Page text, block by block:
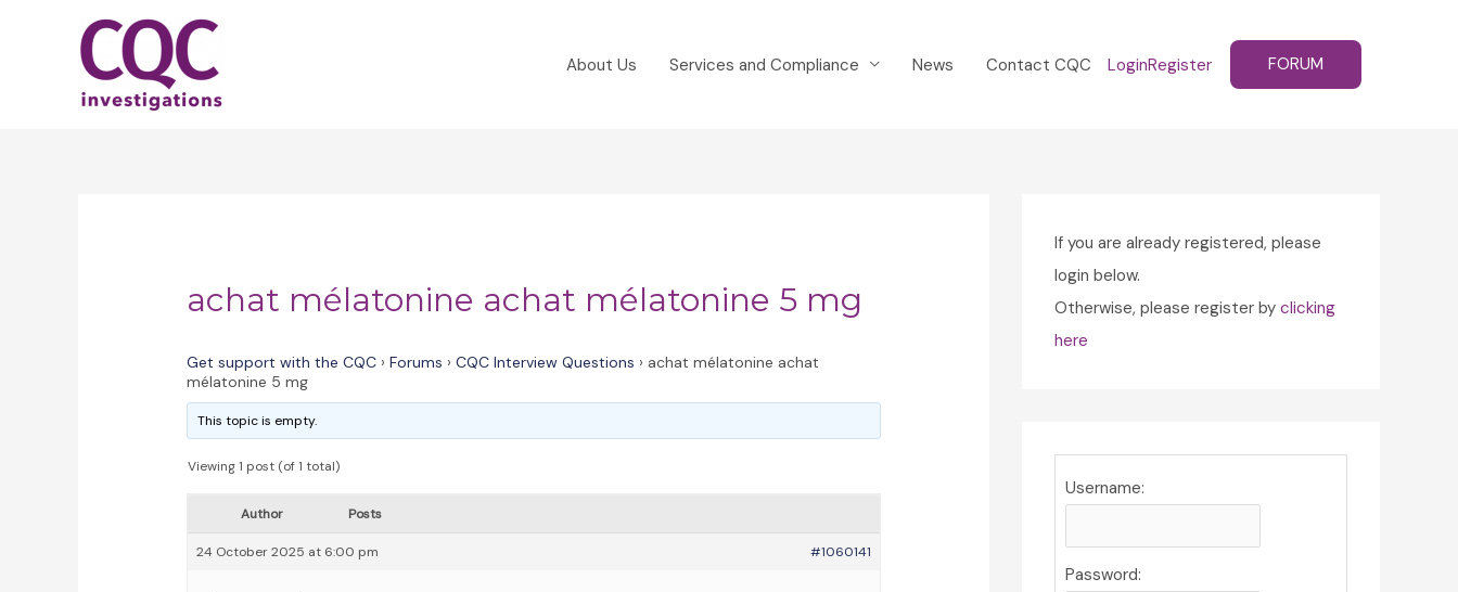
About Us Services and Compliance News Contact CQC LoginRegister FORUM
achat mélatonine achat mélatonine 5 mg
Get support with the CQC › Forums › CQC Interview Questions › achat mélatonine achat
mélatonine 5 mg
This topic is empty.
Viewing 1 post (of 1 total)
Author Posts
24 October 2025 at 6:00 pm #1060141
If you are already registered, please
login below.
Otherwise, please register by clicking
here
Username:
Password: